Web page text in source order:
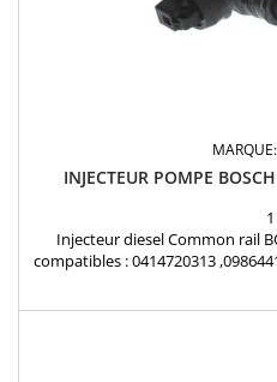
MARQUE:
INJECTEUR POMPE
1
Injecteur diesel Common rail
compatibles : 0414720313